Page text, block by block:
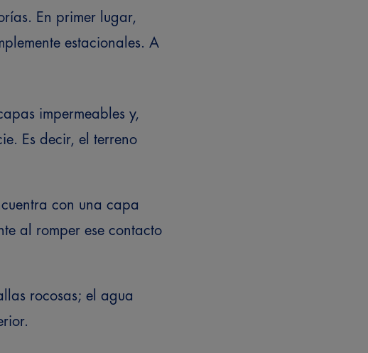
En primer lugar,
estacionales. A
impermeables y,
Es decir, el terreno
con una capa
al romper ese contacto
rocosas; el agua